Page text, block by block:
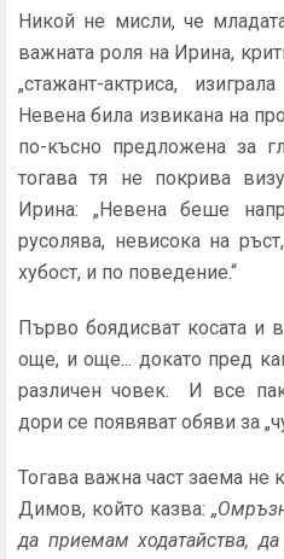
Никой не мисли, че
важната роля на Ирина,
„стажант-актриса,
Невена била извикана на
по-късно предложена за
тогава тя не покрива
Ирина: „Невена беше
русолява, невисока на
хубост, и по поведение.“
Първо боядисват косата и
още, и още... докато пред
различен човек. И все
дори се появяват обяви за
Тогава важна част заема не
Димов, който казва:
да приемам ходатайства,